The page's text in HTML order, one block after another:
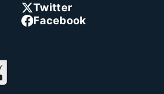
Twitter
Facebook